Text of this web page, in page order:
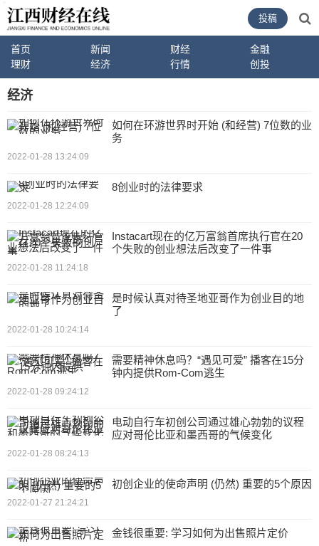
首页 新闻 财经
金融
理财
经济 行情 创投
投稿
经济
如何在环游世界时开始 (和经营) 7位数的业
务
2022-01-28 13:24:09
8创业时的法律要求
2022-01-28 12:24:09
Instacart现在的亿万富翁首席执行官在20
个失败的创业想法后改变了一件事
2022-01-28 11:24:18
是时候认真对待圣地亚哥作为创业目的地
了
2022-01-28 10:24:14
需要精神休息吗？“遇见可爱” 播客在15分
钟内提供Rom-Com逃生
2022-01-28 09:24:12
电动自行车初创公司通过雄心勃勃的议程
应对哥伦比亚和墨西哥的气候变化
2022-01-28 08:24:13
初创企业的使命声明 (仍然) 重要的5个原因
2022-01-27 21:24:21
金钱很重要: 学习如何为出售照片定价